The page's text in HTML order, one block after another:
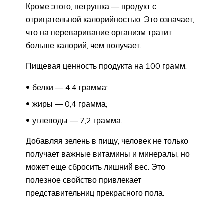
Кроме этого, петрушка — продукт с
отрицательной калорийностью. Это означает,
что на переваривание организм тратит
больше калорий, чем получает.
Пищевая ценность продукта на 100 грамм:
белки — 4,4 грамма;
жиры — 0,4 грамма;
углеводы — 7,2 грамма.
Добавляя зелень в пищу, человек не только
получает важные витамины и минералы, но
может еще сбросить лишний вес. Это
полезное свойство привлекает
представительниц прекрасного пола.